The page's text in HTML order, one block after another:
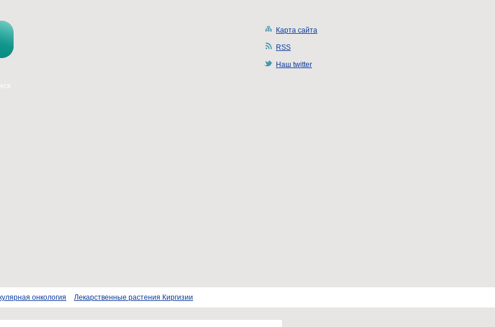
Карта сайта
RSS
Наш twitter
онкология Лекарственные растения Киргизии